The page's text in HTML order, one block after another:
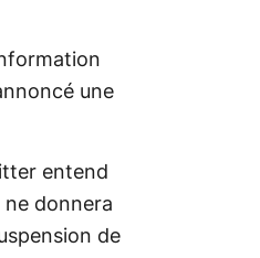
une
entend
donnera
de